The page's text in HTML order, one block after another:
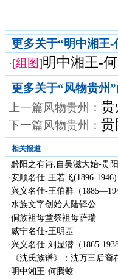
更多关于“明中湘王
·[组图]明中湘王-
更多关于“风物贵州
上一篇风物贵州： 贵
下一篇风物贵州： 贵
相关报道
·黔阳之有诗,自吴滋大始-贵
·安顺名仕-王若飞(1896-1946)
·兴义名仕-王伯群（
·水族文字创始人陆铎公
·侗族祖母堂祭祖母萨瑞
· 威宁名仕-王明基
·兴义名仕-刘显潜（1865-1938
· 《沈氏族谱》：沈万三后裔
·明中湘王-何腾蛟